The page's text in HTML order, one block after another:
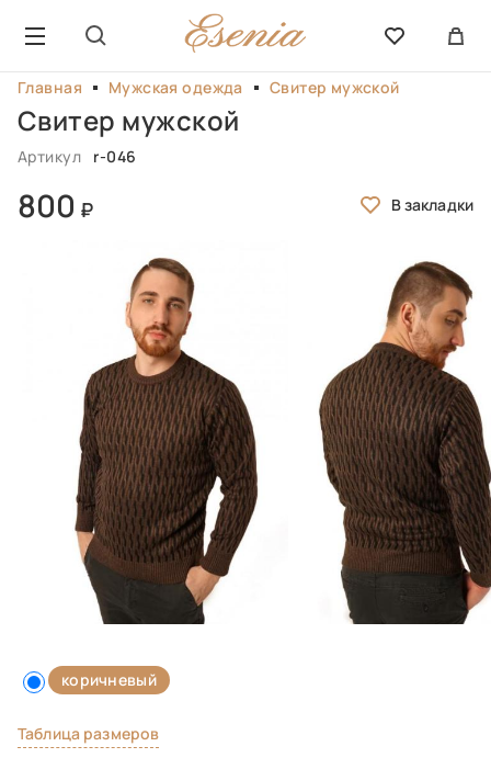
Главная Мужская одежда Свитер мужской
Свитер мужской
Артикул r-046
800
коричневый
Таблица размеров